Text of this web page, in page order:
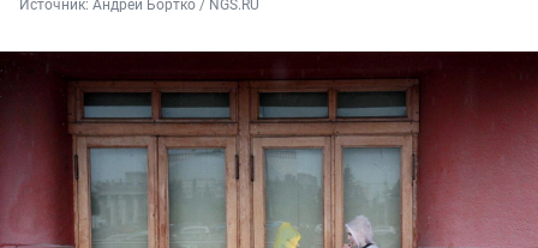
Источник: Андрей Бортко / NGS.RU